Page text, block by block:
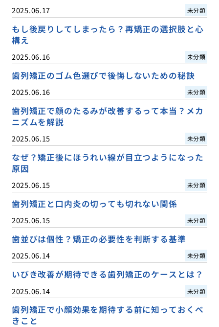
2025.06.17 未分類
もし後戻りしてしまったら？再矯正の選択肢と心
構え
2025.06.16 未分類
歯列矯正のゴム色選びで後悔しないための秘訣
2025.06.16 未分類
歯列矯正で顔のたるみが改善するって本当？メカ
ニズムを解説
2025.06.15 未分類
なぜ？矯正後にほうれい線が目立つようになった
原因
2025.06.15 未分類
歯列矯正と口内炎の切っても切れない関係
2025.06.15 未分類
歯並びは個性？矯正の必要性を判断する基準
2025.06.14 未分類
いびき改善が期待できる歯列矯正のケースとは？
2025.06.14 未分類
歯列矯正で小顔効果を期待する前に知っておくべ
きこと